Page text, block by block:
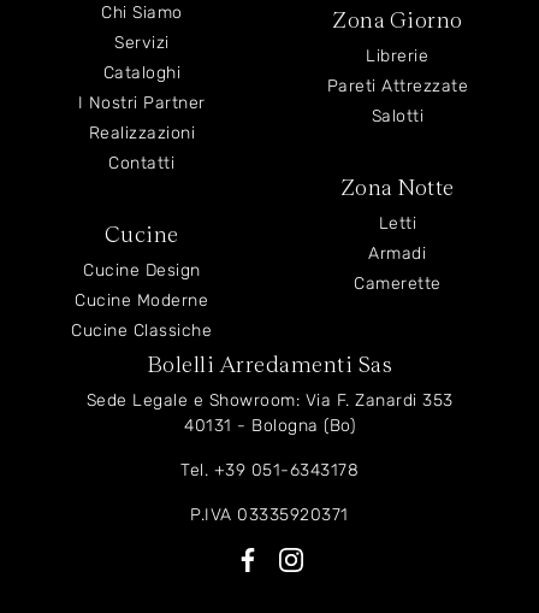
Chi Siamo
Servizi
Cataloghi
I Nostri Partner
Realizzazioni
Contatti
Cucine
Cucine Design
Cucine Moderne
Cucine Classiche
Zona Giorno
Librerie
Pareti Attrezzate
Salotti
Zona Notte
Letti
Armadi
Camerette
Bolelli Arredamenti Sas
Sede Legale e Showroom: Via F. Zanardi 353
40131 - Bologna (Bo)
Tel. +39 051-6343178
P.IVA 03335920371